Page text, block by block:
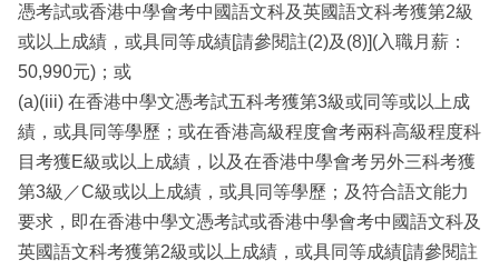
憑考試或香港中學會考中國語文科及英國語文科考獲第2級
或以上成績，或具同等成績[請參閱註(2)及(8)](入職月薪：
50,990元)；或
(a)(iii) 在香港中學文憑考試五科考獲第3級或同等或以上成
績，或具同等學歷；或在香港高級程度會考兩科高級程度科
目考獲E級或以上成績，以及在香港中學會考另外三科考獲
第3級／C級或以上成績，或具同等學歷；及符合語文能力
要求，即在香港中學文憑考試或香港中學會考中國語文科及
英國語文科考獲第2級或以上成績，或具同等成績[請參閱註